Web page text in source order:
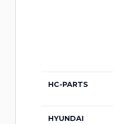
HC-PARTS
HYUNDAI